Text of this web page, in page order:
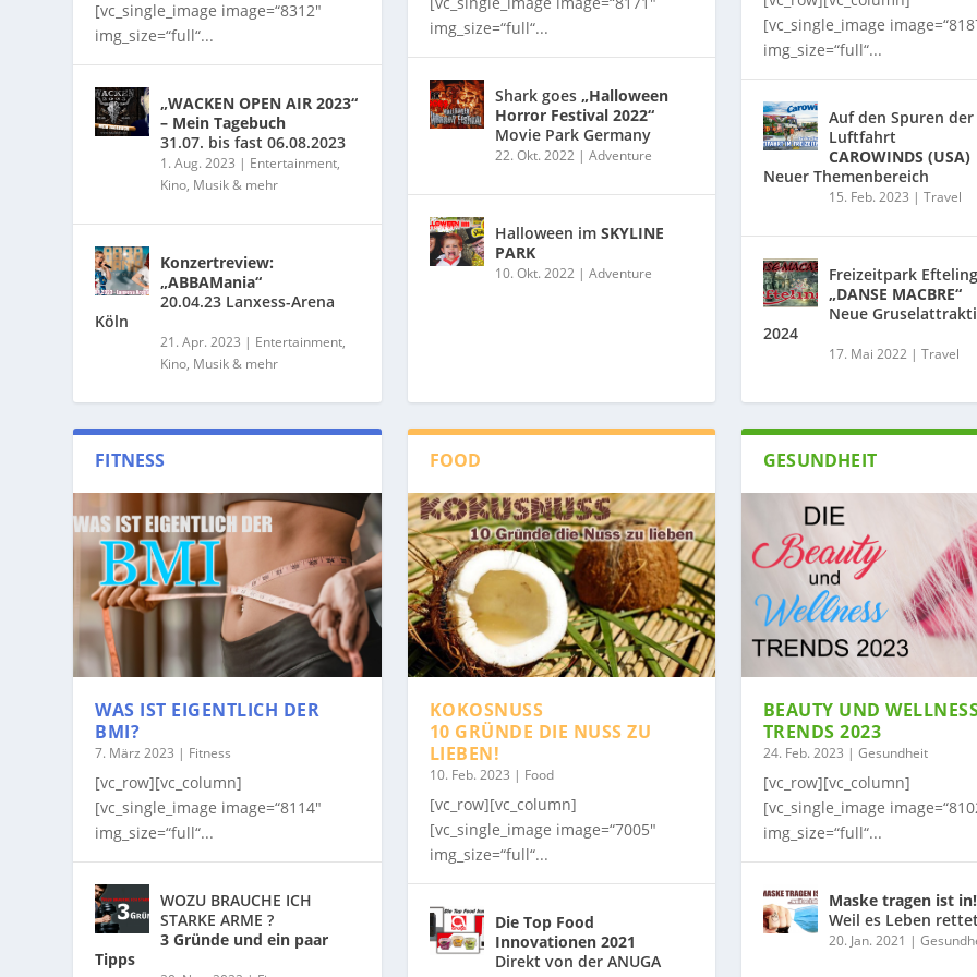
[vc_single_image image=“8312″
img_size=“full“...
„WACKEN OPEN AIR 2023“
– Mein Tagebuch
31.07. bis fast 06.08.2023
1. Aug. 2023 | Entertainment,
Kino, Musik & mehr
Konzertreview:
„ABBAMania“
20.04.23 Lanxess-Arena
Köln
21. Apr. 2023 | Entertainment,
Kino, Musik & mehr
img_size=“full“...
Shark goes „Halloween
Horror Festival 2022“
Movie Park Germany
22. Okt. 2022| Adventure
Halloween im SKYLINE
PARK
10. Okt. 2022| Adventure
[vc_single_image
img_size=“full“...
Auf den Spuren der
Luftfahrt
CAROWINDS (USA)
Neuer Themenbereich
15. Feb. 2023 | Travel
Freizeitpark Efteling
„DANSE MACBRE“
Neue
2024
17. Mai 2022| Travel
FITNESS
WAS IST EIGENTLICH DER
BMI?
7. März 2023 | Fitness
[vc_row][vc_column]
[vc_single_image image=“8114″
img_size=“full“...
WOZU BRAUCHE ICH
STARKE ARME ?
3 Gründe und ein paar
Tipps
FOOD
KOKOSNUSS
10 GRÜNDE DIE NUSS ZU
LIEBEN!
10. Feb. 2023 | Food
[vc_row][vc_column]
[vc_single_image image=“7005″
img_size=“full“...
Die Top Food
Innovationen 2021
Direkt von der ANUGA
GESUNDHEIT
BEAUTY UND
TRENDS 2023
24. Feb. 2023 | Gesundheit
[vc_row][vc_column]
[vc_single_image
img_size=“full“...
Maske tragen ist in!
Weil es Leben
20. Jan. 2021 |